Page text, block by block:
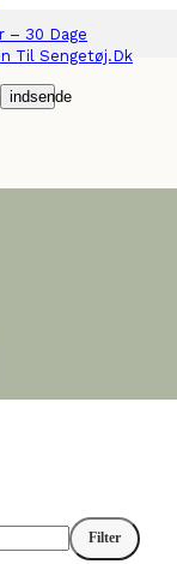
– 30 Dage
Til Sengetøj.dk
indsende
Filter